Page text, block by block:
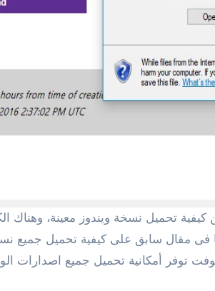
توفر أمكانية تحميل جميع اصدارات